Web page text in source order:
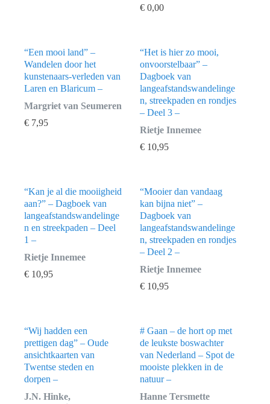
€ 0,00
“Een mooi land” –
Wandelen door het
kunstenaars-verleden van
Laren en Blaricum –
Margriet van Seumeren
€ 7,95
“Het is hier zo mooi,
onvoorstelbaar” –
Dagboek van
langeafstandswandelinge
n, streekpaden en rondjes
– Deel 3 –
Rietje Innemee
€ 10,95
“Kan je al die mooiigheid
aan?” – Dagboek van
langeafstandswandelinge
n en streekpaden – Deel
1 –
Rietje Innemee
€ 10,95
“Mooier dan vandaag
kan bijna niet” –
Dagboek van
langeafstandswandelinge
n, streekpaden en rondjes
– Deel 2 –
Rietje Innemee
€ 10,95
“Wij hadden een
prettigen dag” – Oude
ansichtkaarten van
Twentse steden en
dorpen –
J.N. Hinke,
# Gaan – de hort op met
de leukste boswachter
van Nederland – Spot de
mooiste plekken in de
natuur –
Hanne Tersmette